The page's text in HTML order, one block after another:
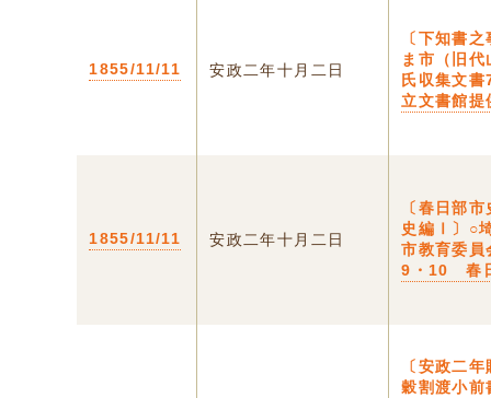
1855/11/11 安政二年十月二日
〔下知書
ま市（旧
氏収集文
立文書館提
1855/11/11 安政二年十月二日
〔春日部
史編Ⅰ〕○
市教育委員
9・10 春
〔安政二
穀割渡小前